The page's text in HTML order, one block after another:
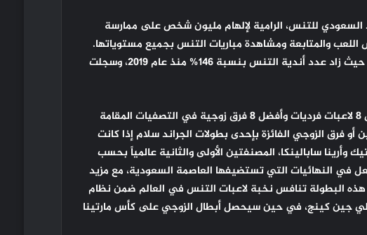
السعودي للتنس، الرامية لإلهام مليون شخص على ممارسة
من خلال توفير فرص اللعب والمتابعة ومشاهدة مباريات التنس بجميع مستوياتها.
حيث زاد عدد أندية التنس بنسبة 146 %
منذ عام 2019، وسجلت
وتضم نهائيات رابطة المحترفات للتنس 2024 أفضل 8 لاعبات فرديات وأفضل 8 فرق زوجية في التصفيات المقامة
أو فرق الزوجي الفائزة بإحدى بطولات الجراند سلام إذا كانت
شفيونتيك وأرينا سابالينكا، المصنفتين الأولى والثانية عالمياً بحسب
في النهائيات التي تستضيفها العاصمة السعودية، مع مزيد
البطولة تنافس نخبة لاعبات التنس في العالم ضمن نظام
جين كينج، في حين سيحصل أبطال الزوجي على كأس مارتينا